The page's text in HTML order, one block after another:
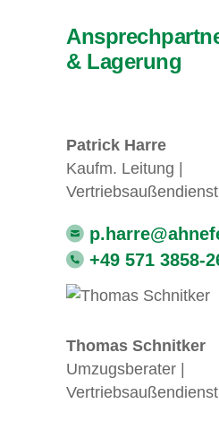
& Lagerung
Patrick Harre
Kaufm. Leitung |
Vertriebsaußendienst
+49 571 3858-
Thomas Schnitker
Umzugsberater |
Vertriebsaußendienst